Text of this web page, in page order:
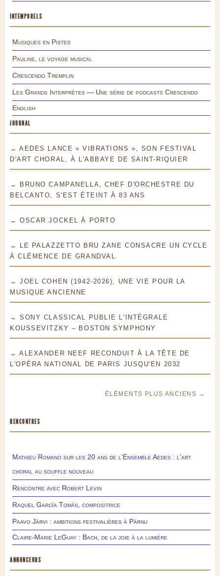
INTEMPORELS
Musiques en Pistes
Pauline, le voyage musical
Crescendo Tremplin
Les Grands Interprètes — Une série de podcasts Crescendo
English
JOURNAL
→ AEDES LANCE « VIBRATIONS », SON FESTIVAL
D'ART CHORAL, À L'ABBAYE DE SAINT-RIQUIER
→ BRUNO CAMPANELLA, CHEF D'ORCHESTRE DU
BELCANTO, S'EST ÉTEINT À 83 ANS
→ OSCAR JOCKEL À PORTO
→ LE PALAZZETTO BRU ZANE CONSACRE UN CYCLE
À CLÉMENCE DE GRANDVAL
→ JOEL COHEN (1942-2026), UNE VIE POUR LA
MUSIQUE ANCIENNE
→ SONY CLASSICAL PUBLIE L'INTÉGRALE
KOUSSEVITZKY – BOSTON SYMPHONY
→ ALEXANDER NEEF RECONDUIT À LA TÊTE DE
L'OPÉRA NATIONAL DE PARIS JUSQU'EN 2032
ÉLÉMENTS PLUS ANCIENS →
RENCONTRES
Mathieu Romano sur les 20 ans de l’Ensemble Aedes : l’art
choral au souffle nouveau
Rencontre avec Robert Levin
Raquel García Tomás, compositrice
Paavo Järvi : ambitions festivalières à Pärnu
Claire-Marie LeGuay : Bach, de la joie à la lumière
ANNONCEURS